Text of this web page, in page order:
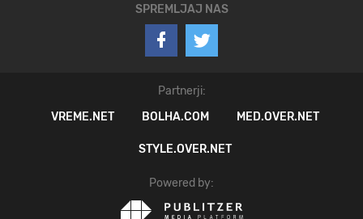
SPREMLJAJ NAS
Partnerji:
VREME.NET
BOLHA.COM MED.OVER.NET
STYLE.OVER.NET
Powered by: